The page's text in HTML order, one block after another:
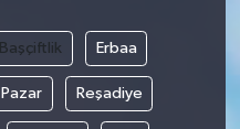
Başçiftlik Erbaa
Pazar Reşadiye